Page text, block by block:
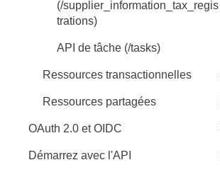
(/supplier_information_tax_regis
trations)
API de tâche (/tasks)
Ressources transactionnelles
Ressources partagées
OAuth 2.0 et OIDC
Démarrez avec l'API